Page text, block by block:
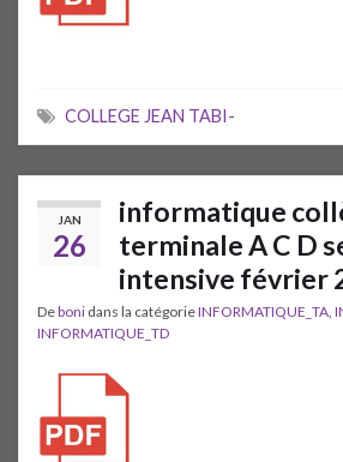
COLLEGE JEAN TABI-
JAN
26
informatique
terminale A C D
intensive février
Deboni dans la catégorieINFORMATIQUE_TA
INFORMATIQUE_TD